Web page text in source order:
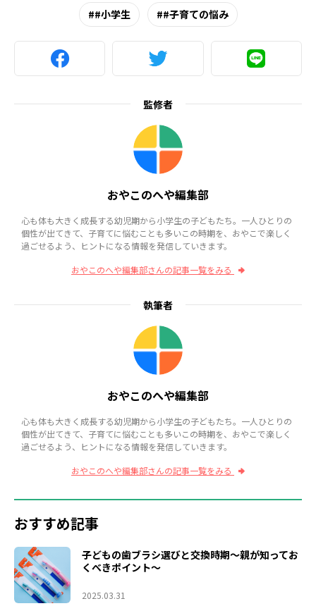
#小学生 #子育ての悩み
監修者
おやこのへや編集部
心も体も大きく成長する幼児期から小学生の子どもたち。一人ひとりの
個性が出てきて、子育てに悩むことも多いこの時期を、おやこで楽しく
過ごせるよう、ヒントになる情報を発信していきます。
おやこのへや編集部さんの記事一覧をみる
執筆者
おやこのへや編集部
心も体も大きく成長する幼児期から小学生の子どもたち。一人ひとりの
個性が出てきて、子育てに悩むことも多いこの時期を、おやこで楽しく
過ごせるよう、ヒントになる情報を発信していきます。
おやこのへや編集部さんの記事一覧をみる
おすすめ記事
子どもの歯ブラシ選びと交換時期～親が知ってお
くべきポイント～
2025.03.31